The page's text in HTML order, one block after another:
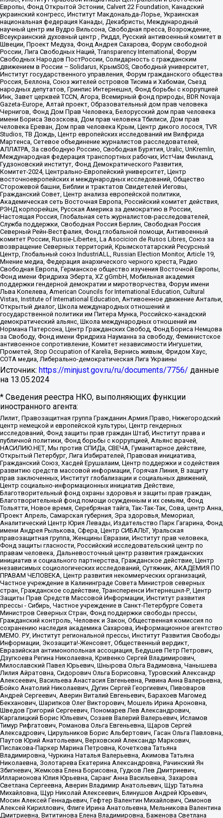
Европы, Фонд Открытой Эстонии, Calvert 22 Foundation, Канадский
украинский конгресс, Институт Макдональда-Лорье, Украинская
национальная федерация Канады, Декабристы, Международный
научный центр им Вудро Вильсона, Свободная пресса, Возрождение,
Всеукраинский духовный центр , Риддл, Русский антивоенный комитет в
Швеции, Проект Медуза, Фонд Андрея Сахарова, Форум свободной
России, Лига Свободных Наций, Transparеncy International, Форум
Свободных Народов ПостРоссии, Солидарность с гражданским
движением в России – Solidarus, КрымSOS, Свободный университет,
Институт государственного управления, Форум гражданского общества
Россия, Беллона, Союз жителей островов Тисима и Хабомаи, Съезд
народных депутатов, Гринпис Интернешнл, Фонд борьбы с коррупцией
Инк, Завет церквей TCCN, Агора, Всемирный фонд природы, BDR Novaja
Gazeta-Europe, Алтай проект, Образовательный дом прав человека
Чернигов, Фонд Дом Прав Человека, Белорусский дом прав человека
имени Бориса Звозскова, Дом прав человека Тбилиси, Дом прав
человека Ереван, Дом прав человека Крым, Центр дикого лосося, TVR
Studios, ТВ Дождь, Центр европейских исследований им Вилфрида
Мартенса, Сетевое объединение журналистов расследователей,
АЛЛАТРА, За свободную Россию, Свободная Бурятия, Uralic, UnKremlin,
Международная федерация транспортных рабочих, ИстЧам Финланд,
Гудзоновский институт, Фонд Демократического Развития,
Комитет-2024, Центрально-Европейский университет, Центр
восточноевропейских и международных исследований, Общество
Сторожевой башни, Библии и трактатов Свидетелей Иеговы,
Гражданский Совет, Центр анализа европейской политики,
Академическая сеть Восточная Европа, Российский комитет действия,
РЭНД корпорейшн, Русская Америка за демократию в России,
Настоящая Россия, Глобальная сеть журналистов-расследователей,
Служба поддержки, Свободная Россия Берлин, Свободная Россия
Северный Рейн-Вестфалия, Фонд глобальной помощи, Антивоенный
комитет России, Russie-Libertes, La Asocicion de Rusos Libres, Союз за
возвращение Северных территорий, Крымскотатарский Ресурсный
Центр, Глобальный союз IndustriALL, Russian Election Monitor, Article 19,
Мнение медиа, Федерация анархического черного креста, Радио
Свободная Европа, Германское общество изучения Восточной Европы,
Фонд имени Фридриха Эберта, XZ gGmbH, Мобильная академия
поддержки гендерной демократии и миротворчества, Форум имени
Льва Копелева, American Councils for International Education, Cultural
Vistas, Institute of International Education, Антивоенное движение Антальи,
Открытый диалог, Школа международных отношений и
государственной политики им Питера Мунка, Российско-канадский
демократический альянс, Школа международных отношений им
Нормана Патерсона, Центр Гражданских Свобод, Фонд Бориса Немцова
за Свободу, Фонд имени Фридриха Науманна за свободу, Феминистское
антивоенное сопротивление, Комитет независимости Ингушетии,
Прометей, Stop Occupation of Karelia, Вернись живым, Фридом Хаус,
СОТА медиа, Либерально-демократическая Лига Украины
Источник: https://minjust.gov.ru/ru/documents/7756/ данные
на 13.05.2024
* Сведения реестра НКО, выполняющих функции
иностранного агента:
Лилит, Правозащитная группа Гражданин.Армия.Право, Нижегородский
центр немецкой и европейской культуры, Центр гендерных
исследований, Фонд защиты прав граждан Штаб, Институт права и
публичной политики, Фонд борьбы с коррупцией, Альянс врачей,
НАСИЛИЮ.НЕТ, Мы против СПИДа, СВЕЧА, Гуманитарное действие,
Открытый Петербург, Лига Избирателей, Правовая инициатива,
Гражданский Союз, Хасдей Ерушалаим, Центр поддержки и содействия
развитию средств массовой информации, Горячая Линия, В защиту
прав заключенных, Институт глобализации и социальных движений,
Центр социально-информационных инициатив Действие,
Благотворительный фонд охраны здоровья и защиты прав граждан,
Благотворительный фонд помощи осужденным и их семьям, Фонд
Тольятти, Новое время, Серебряная тайга, Так-Так-Так, Сова, центр Анна,
Проект Апрель, Самарская губерния, Эра здоровья, Мемориал,
Аналитический Центр Юрия Левады, Издательство Парк Гагарина, Фонд
имени Андрея Рылькова, Сфера, Центр СИБАЛЬТ, Уральская
правозащитная группа, Женщины Евразии, Институт прав человека,
Фонд защиты гласности, Российский исследовательский центр по
правам человека, Дальневосточный центр развития гражданских
инициатив и социального партнерства, Гражданское действие, Центр
независимых социологических исследований, Сутяжник, АКАДЕМИЯ ПО
ПРАВАМ ЧЕЛОВЕКА, Центр развития некоммерческих организаций,
Частное учреждение в Калининграде Совета Министров северных
стран, Гражданское содействие, Трансперенси Интернешнл-Р, Центр
Защиты Прав Средств Массовой Информации, Институт развития
прессы - Сибирь, Частное учреждение в Санкт-Петербурге Совета
Министров Северных Стран, Фонд поддержки свободы прессы,
Гражданский контроль, Человек и Закон, Общественная комиссия по
сохранению наследия академика Сахарова, Информационное агентство
МЕМО. РУ, Институт региональной прессы, Институт Развития Свободы
Информации, Экозащита!-Женсовет, Общественный вердикт,
Евразийская антимонопольная ассоциация, Бедушев Петр Петрович,
Дзугкоева Регина Николаевна, Кривенко Сергей Владимирович,
Милославский Павел Юрьевич, Шнырова Ольга Вадимовна, Чанышева
Лилия Айратовна, Сидорович Ольга Борисовна, Туровский Александр
Алексеевич, Васильева Анастасия Евгеньевна, Ривина Анна Валерьевна,
Бойко Анатолий Николаевич, Дугин Сергей Георгиевич, Пивоваров
Андрей Сергеевич, Аверин Виталий Евгеньевич, Барахоев Магомед
Бекханович, Шарипков Олег Викторович, Мошель Ирина Ароновна,
Шведов Григорий Сергеевич, Пономарев Лев Александрович,
Каргалицкий Борис Юльевич, Созаев Валерий Валерьевич, Исламов
Тимур Рифгатович, Романова Ольга Евгеньевна, Щаров Сергей
Алексадрович, Цирульников Борис Альбертович, Гасан Ольга Павловна,
Паутов Юрий Анатольевич, Верховский Александр Маркович,
Пислакова-Паркер Марина Петровна, Кочеткова Татьяна
Владимировна, Чуркина Наталья Валерьевна, Акимова Татьяна
Николаевна, Золотарева Екатерина Александровна, Рачинский Ян
Збигневич, Жемкова Елена Борисовна, Гудков Лев Дмитриевич,
Илларионова Юлия Юрьевна, Саранг Анна Васильевна, Захарова
Светлана Сергеевна, Аверин Владимир Анатольевич, Щур Татьяна
Михайловна, Щур Николай Алексеевич, Блинушов Андрей Юрьевич,
Мосин Алексей Геннадьевич, Гефтер Валентин Михайлович, Симонов
Алексей Кириллович, Флиге Ирина Анатольевна, Мельникова Валентина
Дмитриевна, Вититинова Елена Владимировна, Баженова Светлана